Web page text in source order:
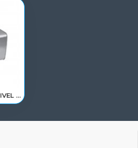
TANQUE COMBUSTIVEL SCANIA 113/143 T/R 294 LTS 1673557/TQ103A/S355B